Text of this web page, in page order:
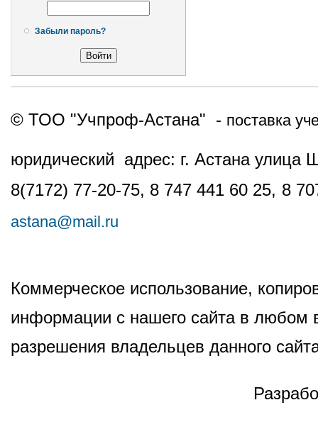
Забыли пароль?
© ТОО "Учпроф-Астана" - поставка
юридический адрес: г. Астана
8(7172) 77-20-75, 8 747 441 60 25, 8
astana@mail.ru
Коммерческое использование,
информации с нашего сайта в любом
разрешения владельцев данного